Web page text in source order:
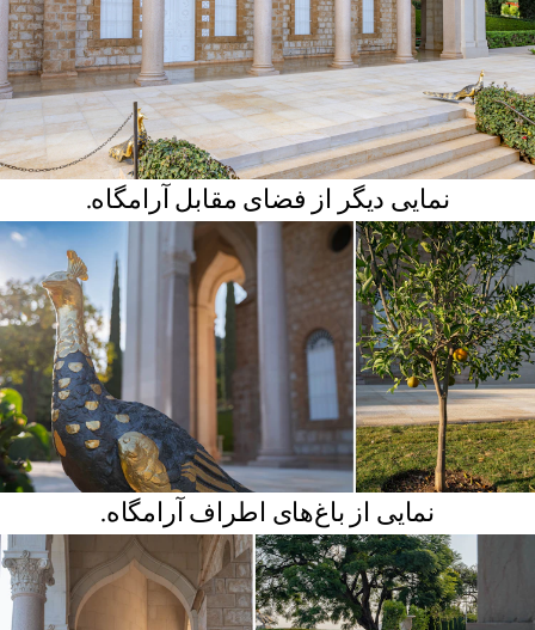
نمایی دیگر از فضای مقابل آرامگاه.
نمایی از باغ‌های اطراف آرامگاه.